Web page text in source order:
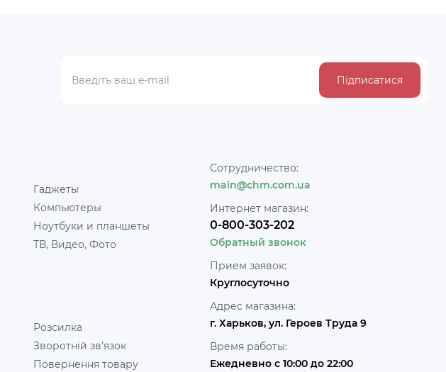
Підписатися
Гаджеты
Компьютеры
Ноутбуки и планшеты
ТВ, Видео, Фото
Розсилка
Зворотній зв’язок
Повернення товару
Сотрудничество:
main@chm.com.ua
Интернет магазин:
0-800-303-202
Обратный звонок
Прием заявок:
Круглосуточно
Адрес магазина:
г. Харьков, ул. Героев Труда 9
Время работы:
Ежедневно с 10:00 до 22:00